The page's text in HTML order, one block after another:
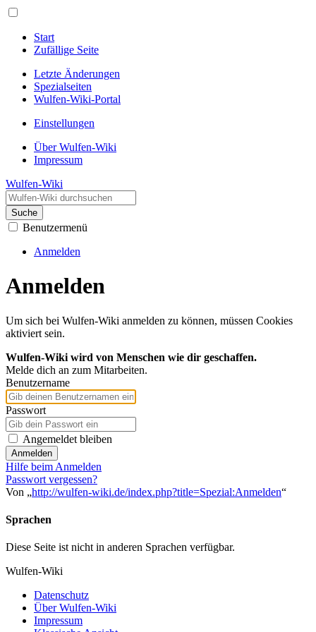
Start
Zufällige Seite
Letzte Änderungen
Spezialseiten
Wulfen-Wiki-Portal
Einstellungen
Über Wulfen-Wiki
Impressum
Wulfen-Wiki
Suche
Benutzermenü
Anmelden
Anmelden
Um sich bei Wulfen-Wiki anmelden zu können, müssen Cookies
aktiviert sein.
Wulfen-Wiki wird von Menschen wie dir geschaffen.
Melde dich an zum Mitarbeiten.
Benutzername
Passwort
Angemeldet bleiben
Anmelden
Hilfe beim Anmelden
Passwort vergessen?
Von „http://wulfen-wiki.de/index.php?title=Spezial:Anmelden“
Sprachen
Diese Seite ist nicht in anderen Sprachen verfügbar.
Wulfen-Wiki
Datenschutz
Über Wulfen-Wiki
Impressum